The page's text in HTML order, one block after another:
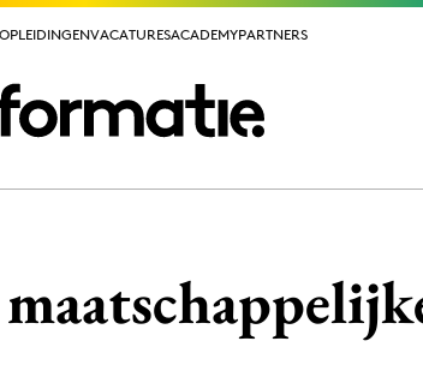
OPLEIDINGENVACATURESACADEMYPARTNERS
OPLEIDINGENVACATURESACADEMYPARTNERS